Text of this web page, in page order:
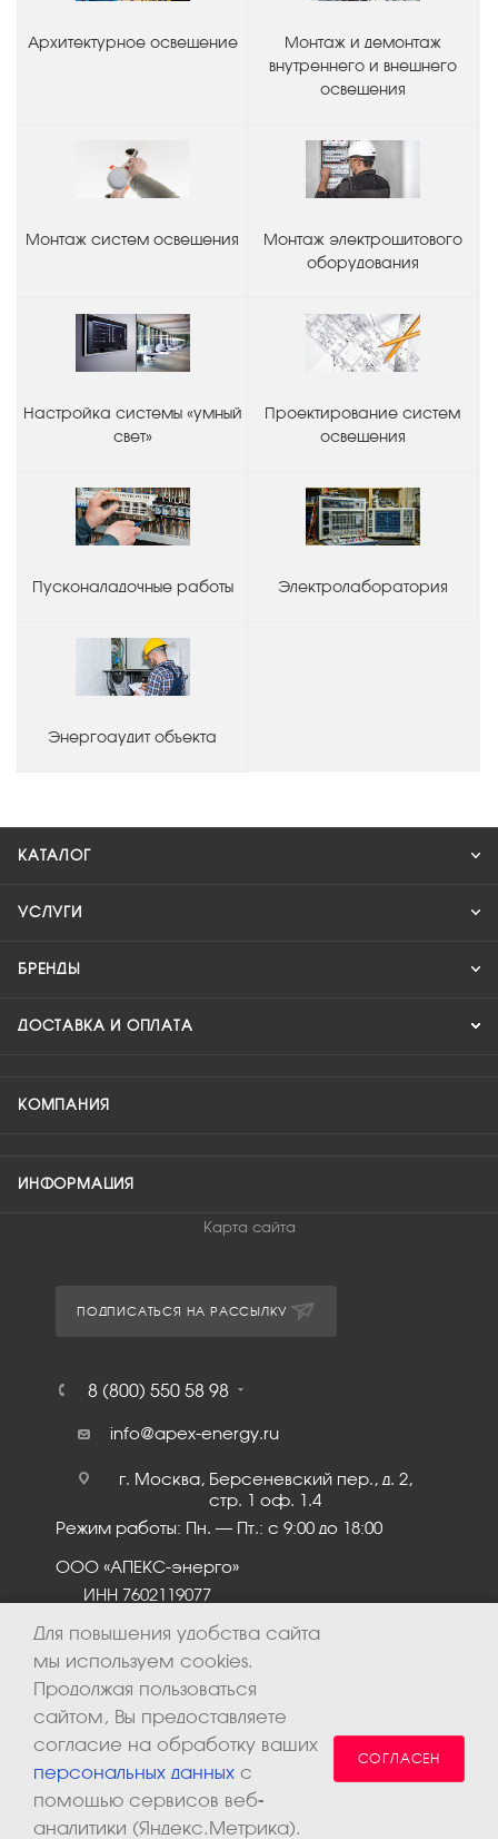
Архитектурное освещение
Монтаж и демонтаж
внутреннего и внешнего
освещения
Монтаж систем освещения
Монтаж электрощитового
оборудования
Настройка системы «умный
свет»
Проектирование систем
освещения
Пусконаладочные работы Электролаборатория
Энергоаудит объекта
КАТАЛОГ
УСЛУГИ
БРЕНДЫ
ДОСТАВКА И ОПЛАТА
КОМПАНИЯ
ИНФОРМАЦИЯ
Карта сайта
ПОДПИСАТЬСЯ НА РАССЫЛКУ
8 (800) 550 58 98
info@apex-energy.ru
г. Москва, Берсеневский пер., д. 2,
стр. 1 оф. 1.4
Режим работы: Пн. – Пт.: с 9:00 до 18:00
ООО «АПЕКС-энерго»
ИНН 7602119077
Для повышения удобства сайта
мы используем cookies.
Продолжая пользоваться
сайтом, Вы предоставляете
согласие на обработку ваших
персональных данных с
помощью сервисов веб-
аналитики (Яндекс.Метрика).
СОГЛАСЕН